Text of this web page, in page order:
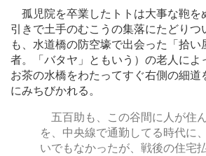
孤児院を卒業したトトは大事な鞄を
引きで土手のむこうの集落にたどりつ
も、水道橋の防空壕で出会った「拾い
者。「バタヤ」ともいう）の老人によ
お茶の水橋をわたってすぐ右側の細道
にみちびかれる。
五百助も、この谷間に人が住
を、中央線で通勤してる時代に
いでもなかったが、戦後の住宅